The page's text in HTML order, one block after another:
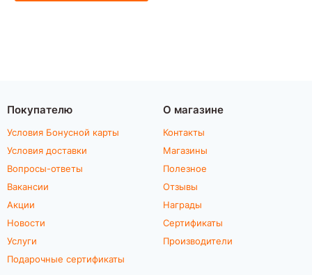
Покупателю
Условия Бонусной карты
Условия доставки
Вопросы-ответы
Вакансии
Акции
Новости
Услуги
Подарочные сертификаты
О магазине
Контакты
Магазины
Полезное
Отзывы
Награды
Сертификаты
Производители